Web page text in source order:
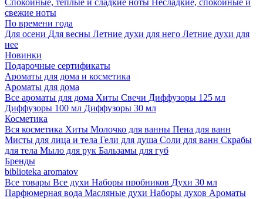
Спокойные, тёплые и сладкие ноты Несладкие, спокойные и
свежие ноты
По времени года
Для осени Для весны Летние духи для него Летние духи для
нее
Новинки
Подарочные сертификаты
Ароматы для дома и косметика
Ароматы для дома
Все ароматы для дома Хиты Свечи Диффузоры 125 мл
Диффузоры 100 мл Диффузоры 30 мл
Косметика
Вся косметика Хиты Молочко для ванны Пена для ванн
Мисты для лица и тела Гели для душа Соли для ванн Скрабы
для тела Мыло для рук Бальзамы для губ
Бренды
biblioteka aromatov
Все товары Все духи Наборы пробников Духи 30 мл
Парфюмерная вода Масляные духи Наборы духов Ароматы